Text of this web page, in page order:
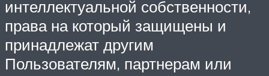
интеллектуальной собственности,
права на который защищены и
принадлежат другим
Пользователям, партнерам или